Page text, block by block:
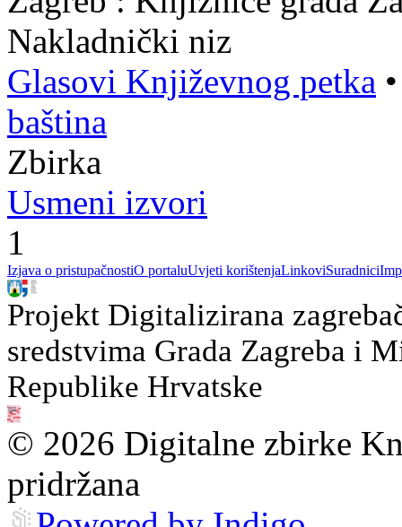
Nakladnički niz
Glasovi Književnog petka
baština
Zbirka
Usmeni izvori
1
Izjava o pristupačnostiO portaluUvjeti korištenjaLinkoviSuradnici
Projekt Digitalizirana
sredstvima Grada Zagreba i
Republike Hrvatske
© 2026 Digitalne zbirke
pridržana